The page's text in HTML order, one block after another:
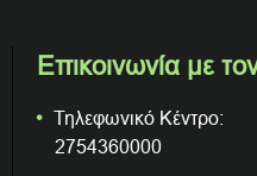
Επικοινωνία με
Τηλεφωνικό Κέντρο:
2754360000